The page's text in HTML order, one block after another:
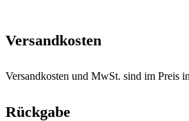
Versandkosten
Versandkosten und MwSt. sind im Preis
Rückgabe